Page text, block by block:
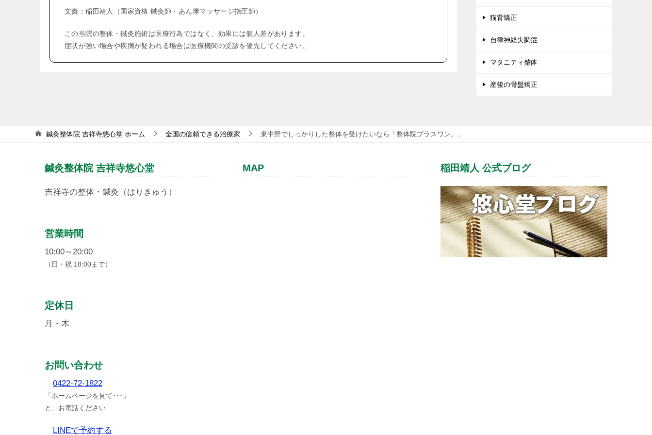
文責：稲田靖人（国家資格 鍼灸師・あん摩マッサージ指圧師）
この当院の整体・鍼灸施術は医療行為ではなく、効果には個人差があります。
症状が強い場合や疾病が疑われる場合は医療機関の受診を優先してください。
猫背矯正
自律神経失調症
マタニティ整体
産後の骨盤矯正
鍼灸整体院 吉祥寺悠心堂 ホーム 全国の信頼できる治療家 東中野でしっかりした整体を受けたいなら「整体院プラスワン。」
鍼灸整体院 吉祥寺悠心堂
吉祥寺の整体・鍼灸（はりきゅう）
営業時間
10:00～20:00
（日・祝 18:00まで）
定休日
月・木
お問い合わせ
0422-72-1822
「ホームページを見て･･･」
と、お電話ください
LINEで予約する
MAP 稲田靖人 公式ブログ